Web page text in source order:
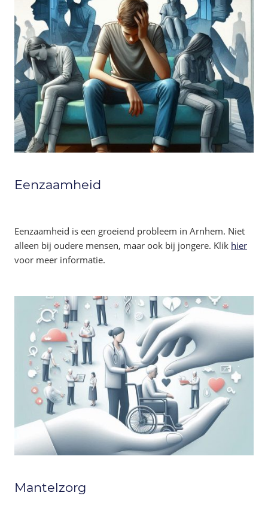
Eenzaamheid
Eenzaamheid is een groeiend probleem in Arnhem. Niet
alleen bij oudere mensen, maar ook bij jongere. Klik hier
voor meer informatie.
Mantelzorg